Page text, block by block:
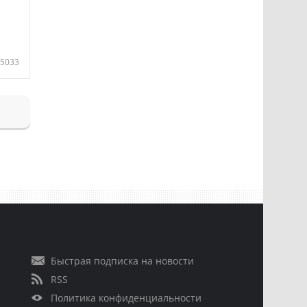
5033
Быстрая подписка на новости
RSS
Политика конфиденциальности